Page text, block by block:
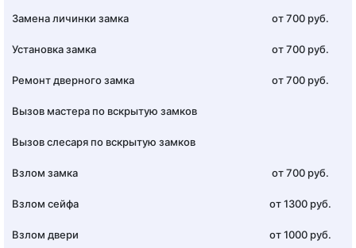
Замена личинки замка от 700 руб.
Установка замка от 700 руб.
Ремонт дверного замка от 700 руб.
Вызов мастера по вскрытую замков
Вызов слесаря по вскрытую замков
Взлом замка от 700 руб.
Взлом сейфа от 1300 руб.
Взлом двери от 1000 руб.